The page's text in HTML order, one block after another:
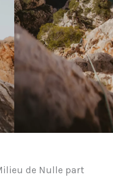
de Nulle part